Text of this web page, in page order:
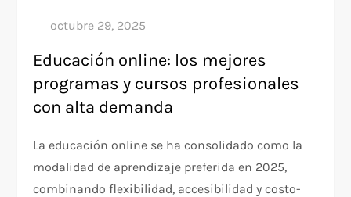
Educación online: los mejores
programas y cursos profesionales
con alta demanda
La educación online se ha consolidado como la
modalidad de aprendizaje preferida en 2025,
combinando flexibilidad, accesibilidad y costo-